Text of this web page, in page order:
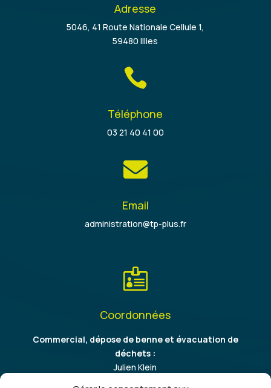
Adresse
5046, 41 Route Nationale Cellule 1,
59480 Illies

Téléphone
03 21 40 41 00

Email
administration@tp-plus.fr

Coordonnées
Commercial, dépose de benne et évacuation de
déchets :
Julien Klein